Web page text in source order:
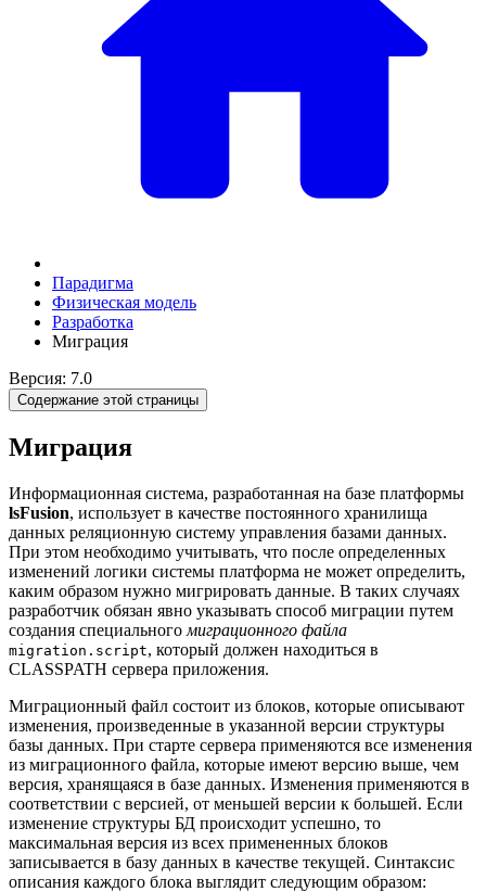
Парадигма
Физическая модель
Разработка
Миграция
Версия: 7.0
Содержание этой страницы
Миграция
Информационная система, разработанная на базе платформы
lsFusion, использует в качестве постоянного хранилища
данных реляционную систему управления базами данных.
При этом необходимо учитывать, что после определенных
изменений логики системы платформа не может определить,
каким образом нужно мигрировать данные. В таких случаях
разработчик обязан явно указывать способ миграции путем
создания специального миграционного файла
migration.script, который должен находиться в
CLASSPATH сервера приложения.
Миграционный файл состоит из блоков, которые описывают
изменения, произведенные в указанной версии структуры
базы данных. При старте сервера применяются все изменения
из миграционного файла, которые имеют версию выше, чем
версия, хранящаяся в базе данных. Изменения применяются в
соответствии с версией, от меньшей версии к большей. Если
изменение структуры БД происходит успешно, то
максимальная версия из всех примененных блоков
записывается в базу данных в качестве текущей. Синтаксис
описания каждого блока выглядит следующим образом: